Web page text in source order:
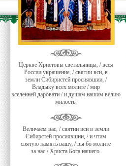
Церкве Христовы светильницы, / всея
России украшение, / святии вси, в
земли Сибиристей просиявшии, /
Владыку всех молите / мир
вселенней даровати / и душам нашим велию
милость.
Величаем вас, / святии вси в земли
Сибирстей просиявшии, / и чтим
святую память вашу, / вы бо молите
за нас / Христа Бога нашего.